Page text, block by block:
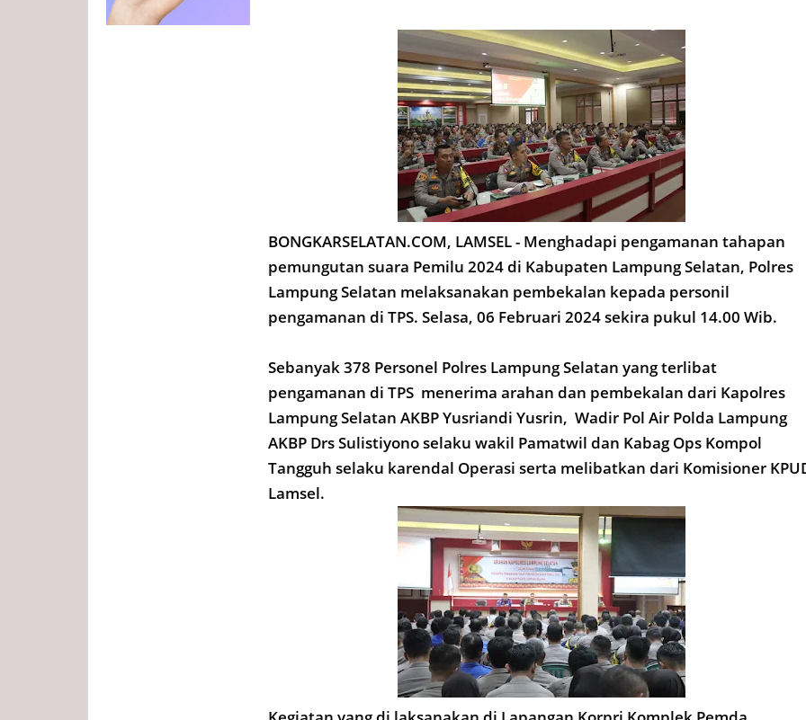
BONGKARSELATAN.COM, LAMSEL - Menghadapi pengamanan tahapan
pemungutan suara Pemilu 2024 di Kabupaten Lampung Selatan, Polres
Lampung Selatan melaksanakan pembekalan kepada personil
pengamanan di TPS. Selasa, 06 Februari 2024 sekira pukul 14.00 Wib.
Sebanyak 378 Personel Polres Lampung Selatan yang terlibat
pengamanan di TPS menerima arahan dan pembekalan dari Kapolres
Lampung Selatan AKBP Yusriandi Yusrin, Wadir Pol Air Polda Lampung
AKBP Drs Sulistiyono selaku wakil Pamatwil dan Kabag Ops Kompol
Tangguh selaku karendal Operasi serta melibatkan dari Komisioner
Lamsel.